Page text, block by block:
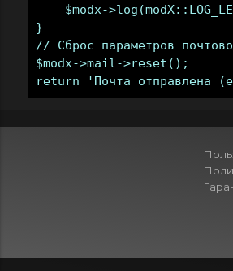
$modx-
}
// Сброс параметров
$modx->mail->reset();